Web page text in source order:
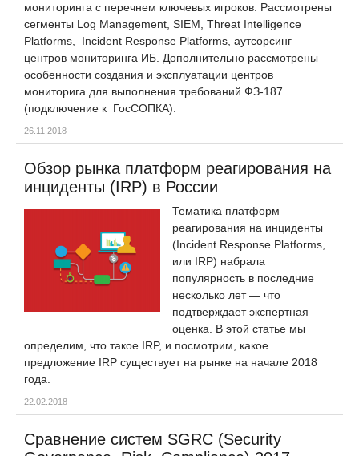
мониторинга с перечнем ключевых игроков. Рассмотрены
сегменты Log Management, SIEM, Threat Intelligence
Platforms, Incident Response Platforms, аутсорсинг
центров мониторинга ИБ. Дополнительно рассмотрены
особенности создания и эксплуатации центров
мониторига для выполнения требований ФЗ-187
(подключение к ГосСОПКА).
26.11.2018
Обзор рынка платформ реагирования на
инциденты (IRP) в России
Тематика платформ
реагирования на инциденты
(Incident Response Platforms,
или IRP) набрала
популярность в последние
несколько лет — что
подтверждает экспертная
оценка. В этой статье мы
определим, что такое IRP, и посмотрим, какое
предложение IRP существует на рынке на начале 2018
года.
22.02.2018
Сравнение систем SGRC (Security